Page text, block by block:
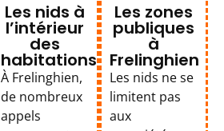
Les nids à
l’intérieur
des
habitations
À Frelinghien,
de nombreux
appels
Les zones
publiques
à
Frelinghien
Les nids ne se
limitent pas
aux